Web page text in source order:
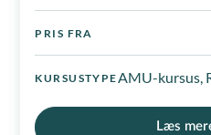
PRIS FRA
KURSUSTYPEAMU-kursus,
Læs